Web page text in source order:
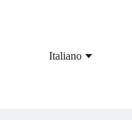
Italiano